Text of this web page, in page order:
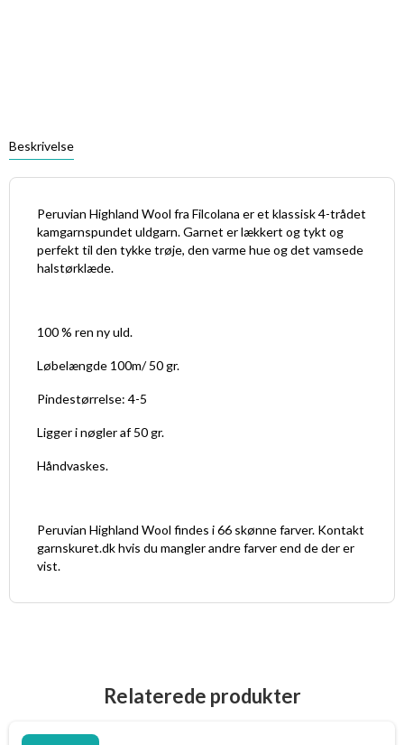
Beskrivelse
Peruvian Highland Wool fra Filcolana er et klassisk 4-trådet
kamgarnspundet uldgarn. Garnet er lækkert og tykt og
perfekt til den tykke trøje, den varme hue og det vamsede
halstørklæde.
100 % ren ny uld.
Løbelængde 100m/ 50 gr.
Pindestørrelse: 4-5
Ligger i nøgler af 50 gr.
Håndvaskes.
Peruvian Highland Wool findes i 66 skønne farver. Kontakt
garnskuret.dk hvis du mangler andre farver end de der er
vist.
Relaterede produkter